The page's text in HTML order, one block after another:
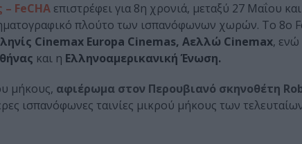
FeCHA επιστρέφει για 8η χρονιά, μεταξύ 27 Μαΐου
πλούτο των ισπανόφωνων χωρών. Το 8ο
Cinemax Europa Cinemas, Αελλώ Cinemax, ενώ
και η Ελληνοαμερικανική Ένωση.
μήκους, αφιέρωμα στον Περουβιανό σκηνοθέτη
ισπανόφωνες ταινίες μικρού μήκους των